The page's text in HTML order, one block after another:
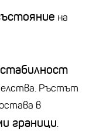
на
стабилност
Ръстът
в
граници.